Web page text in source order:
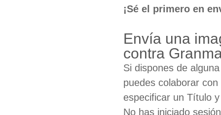
¡Sé el primero en
Envía una
contra
Si dispones de
puedes colaborar
especificar un Título
No has iniciado